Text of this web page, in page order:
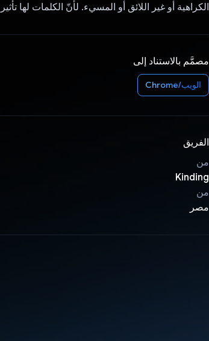
الكراهية أو غير اللائق أو المسيء. لأنّ الكلمات لها
مصمَّم بالاستناد إلى
الويب/Chrome
الفريق
من
Kinding
من
مصر